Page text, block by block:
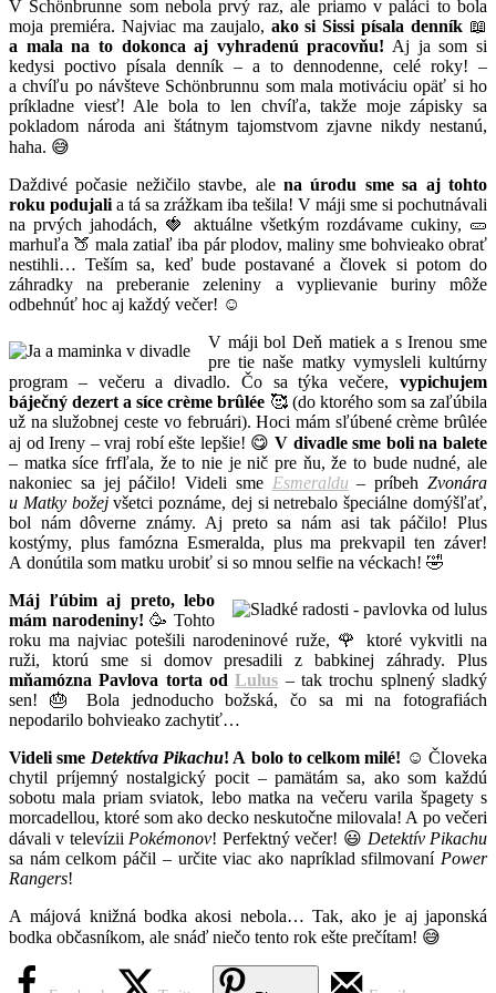
V Schönbrunne som nebola prvý raz, ale priamo v paláci to bola
moja premiéra. Najviac ma zaujalo, ako si Sissi písala denník 📖
a mala na to dokonca aj vyhradenú pracovňu! Aj ja som si
kedysi poctivo písala denník – a to dennodenne, celé roky! –
a chvíľu po návšteve Schönbrunnu som mala motiváciu opäť si ho
príkladne viesť! Ale bola to len chvíľa, takže moje zápisky sa
pokladom národa ani štátnym tajomstvom zjavne nikdy nestanú,
haha. 😅
Daždivé počasie nežičilo stavbe, ale na úrodu sme sa aj tohto
roku podujali a tá sa zrážkam iba tešila! V máji sme si pochutnávali
na prvých jahodách, 🍓 aktuálne všetkým rozdávame cukiny, 🥒
marhuľa 🍑 mala zatiaľ iba pár plodov, maliny sme bohvieako obrať
nestihli… Teším sa, keď bude postavané a človek si potom do
záhradky na preberanie zeleniny a vyplievanie buriny môže
odbehnúť hoc aj každý večer! ☺️
V máji bol Deň matiek a s Irenou sme
pre tie naše matky vymysleli kultúrny
program – večeru a divadlo. Čo sa týka večere, vypichujem
báječný dezert a síce crème brûlée 🥰 (do ktorého som sa zaľúbila
už na služobnej ceste vo februári). Hoci mám sľúbené crème brûlée
aj od Ireny – vraj robí ešte lepšie! 😋V divadle sme boli na balete
– matka síce frfľala, že to nie je nič pre ňu, že to bude nudné, ale
nakoniec sa jej páčilo! Videli sme Esmeraldu– príbehZvonára
u Matky božejvšetci poznáme, dej si netrebalo špeciálne domýšľať,
bol nám dôverne známy. Aj preto sa nám asi tak páčilo! Plus
kostýmy, plus famózna Esmeralda, plus ma prekvapil ten záver!
A donútila som matku urobiť si so mnou selfie na véckach! 🤣
Máj ľúbim aj preto, lebo
mám narodeniny! 🥳 Tohto
roku ma najviac potešili narodeninové ruže, 🌹 ktoré vykvitli na
ruži, ktorú sme si domov presadili z babkinej záhrady. Plus
mňamózna Pavlova torta odLulus – tak trochu splnený sladký
sen! 🎂 Bola jednoducho božská, čo sa mi na fotografiách
nepodarilo bohvieako zachytiť…
Videli sme Detektíva Pikachu! A bolo to celkom milé! ☺️ Človeka
chytil príjemný nostalgický pocit – pamätám sa, ako som každú
sobotu mala priam sviatok, lebo matka na večeru varila špagety s
morcadellou, ktoré som ako decko neskutočne milovala! A po večeri
dávali v televízii Pokémonov! Perfektný večer! 😃 Detektív Pikachu
sa nám celkom páčil – určite viac ako napríklad sfilmovaní Power
Rangers!
A májová knižná bodka akosi nebola… Tak, ako je aj japonská
bodka občasníkom, ale snáď niečo tento rok ešte prečítam! 😅